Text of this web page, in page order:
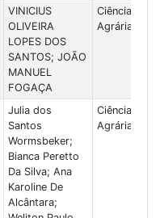
VINICIUS
OLIVEIRA
LOPES DOS
SANTOS; JOÃO
MANUEL
FOGAÇA
Ciências
Agrárias
Julia dos
Santos
Wormsbeker;
Bianca Peretto
Da Silva; Ana
Karoline De
Alcântara;
Ciências
Agrárias